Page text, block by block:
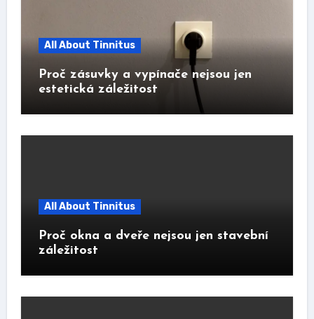
All About Tinnitus
Proč zásuvky a vypínače nejsou jen
estetická záležitost
All About Tinnitus
Proč okna a dveře nejsou jen stavební
záležitost